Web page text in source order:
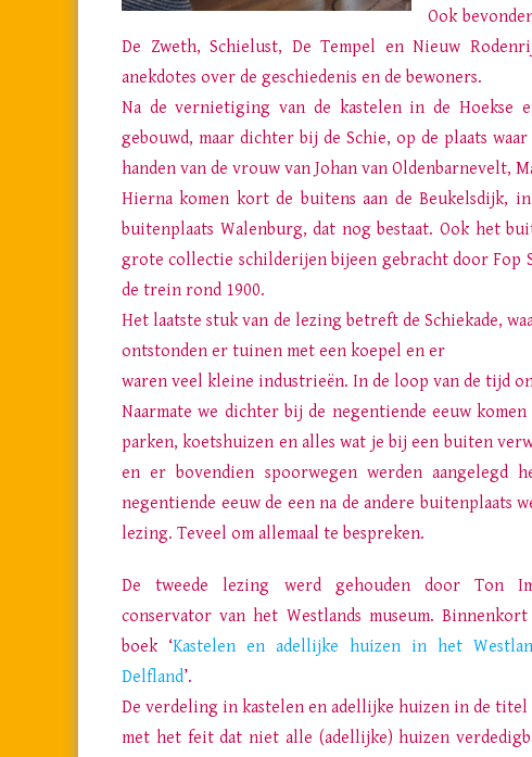
Ook
De Zweth, Schielust, De Tempel en Nieuw
anekdotes over de geschiedenis en de bewoners.
Na de vernietiging van de kastelen in de Hoekse
gebouwd, maar dichter bij de Schie, op de plaats
handen van de vrouw van Johan van Oldenbarnevelt,
Hierna komen kort de buitens aan de Beukelsdijk,
buitenplaats Walenburg, dat nog bestaat. Ook het
grote collectie schilderijen bijeen gebracht door Fop
de trein rond 1900.
Het laatste stuk van de lezing betreft de Schiekade,
ontstonden er tuinen met een koepel en er
waren veel kleine industrieën. In de loop van de tijd
Naarmate we dichter bij de negentiende eeuw
parken, koetshuizen en alles wat je bij een buiten
en er bovendien spoorwegen werden
negentiende eeuw de een na de andere buitenplaats
lezing. Teveel om allemaal te bespreken.
De tweede lezing werd gehouden door Ton
conservator van het Westlands museum.
boek ‘Kastelen en adellijke huizen in het
Delfland’.
De verdeling in kastelen en adellijke huizen in de titel
met het feit dat niet alle (adellijke) huizen